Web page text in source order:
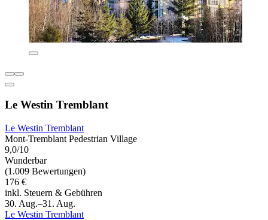
Le Westin Tremblant
Le Westin Tremblant
Mont-Tremblant Pedestrian Village
9,0/10
Wunderbar
(1.009 Bewertungen)
176 €
inkl. Steuern & Gebühren
30. Aug.–31. Aug.
Le Westin Tremblant